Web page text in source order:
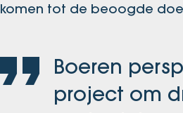
komen tot de beoogde
Boeren
project om